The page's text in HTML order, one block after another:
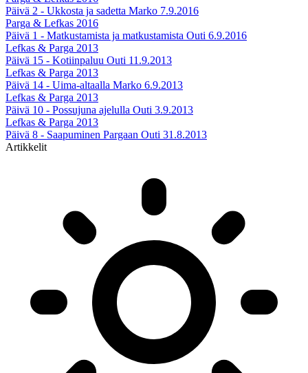
Päivä 2 - Ukkosta ja sadetta Marko 7.9.2016
Parga & Lefkas 2016
Päivä 1 - Matkustamista ja matkustamista Outi 6.9.2016
Lefkas & Parga 2013
Päivä 15 - Kotiinpaluu Outi 11.9.2013
Lefkas & Parga 2013
Päivä 14 - Uima-altaalla Marko 6.9.2013
Lefkas & Parga 2013
Päivä 10 - Possujuna ajelulla Outi 3.9.2013
Lefkas & Parga 2013
Päivä 8 - Saapuminen Pargaan Outi 31.8.2013
Artikkelit